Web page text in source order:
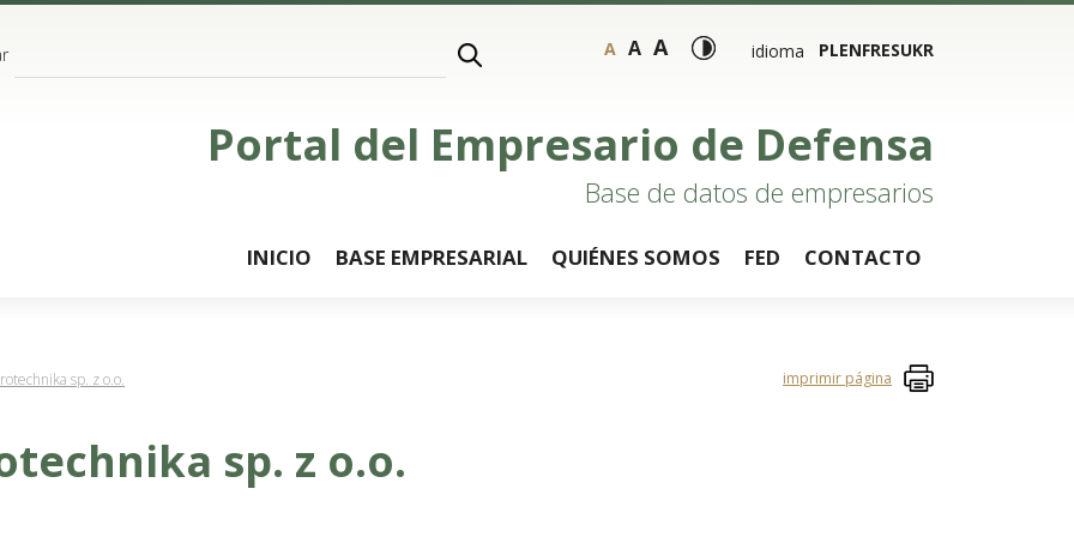
A A A idioma PLENFRESUKR
Portal del Empresario de Defensa
Base de datos de empresarios
INICIO BASE EMPRESARIAL QUIÉNES SOMOS FED CONTACTO
sp. z o.o. imprimir página
sp. z o.o.